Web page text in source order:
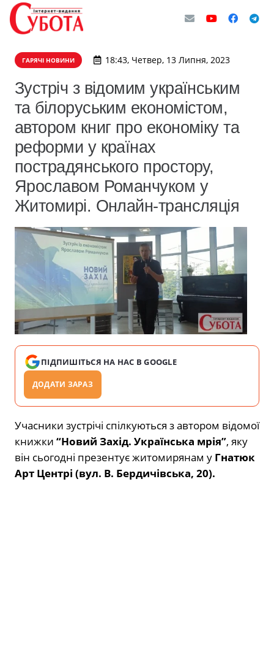
ГАРЯЧІ НОВИНИ 18:43, Четвер, 13 Липня, 2023
Зустріч з відомим українським
та білоруським економістом,
автором книг про економіку та
реформи у країнах
пострадянського простору,
Ярославом Романчуком у
Житомирі. Онлайн-трансляція
ПІДПИШІТЬСЯ НА НАС В GOOGLE
ДОДАТИ ЗАРАЗ
Учасники зустрічі спілкуються з автором відомої
книжки “Новий Захід. Українська мрія”, яку
він сьогодні презентує житомирянам у Гнатюк
Арт Центрі (вул. В. Бердичівська, 20).